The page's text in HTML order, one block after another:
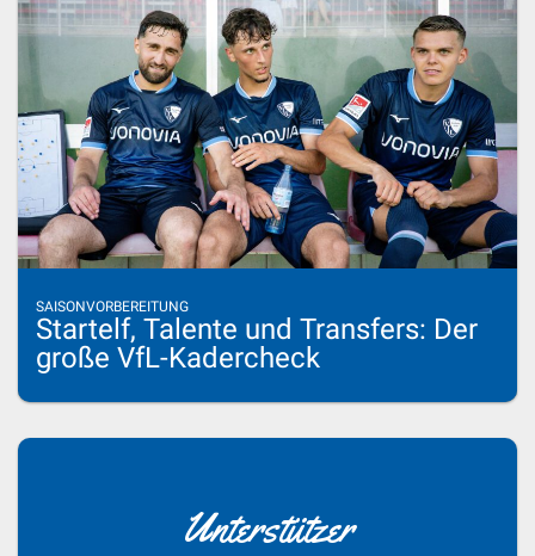
SAISONVORBEREITUNG
Startelf, Talente und Transfers: Der
große VfL-Kadercheck
Unterstützer